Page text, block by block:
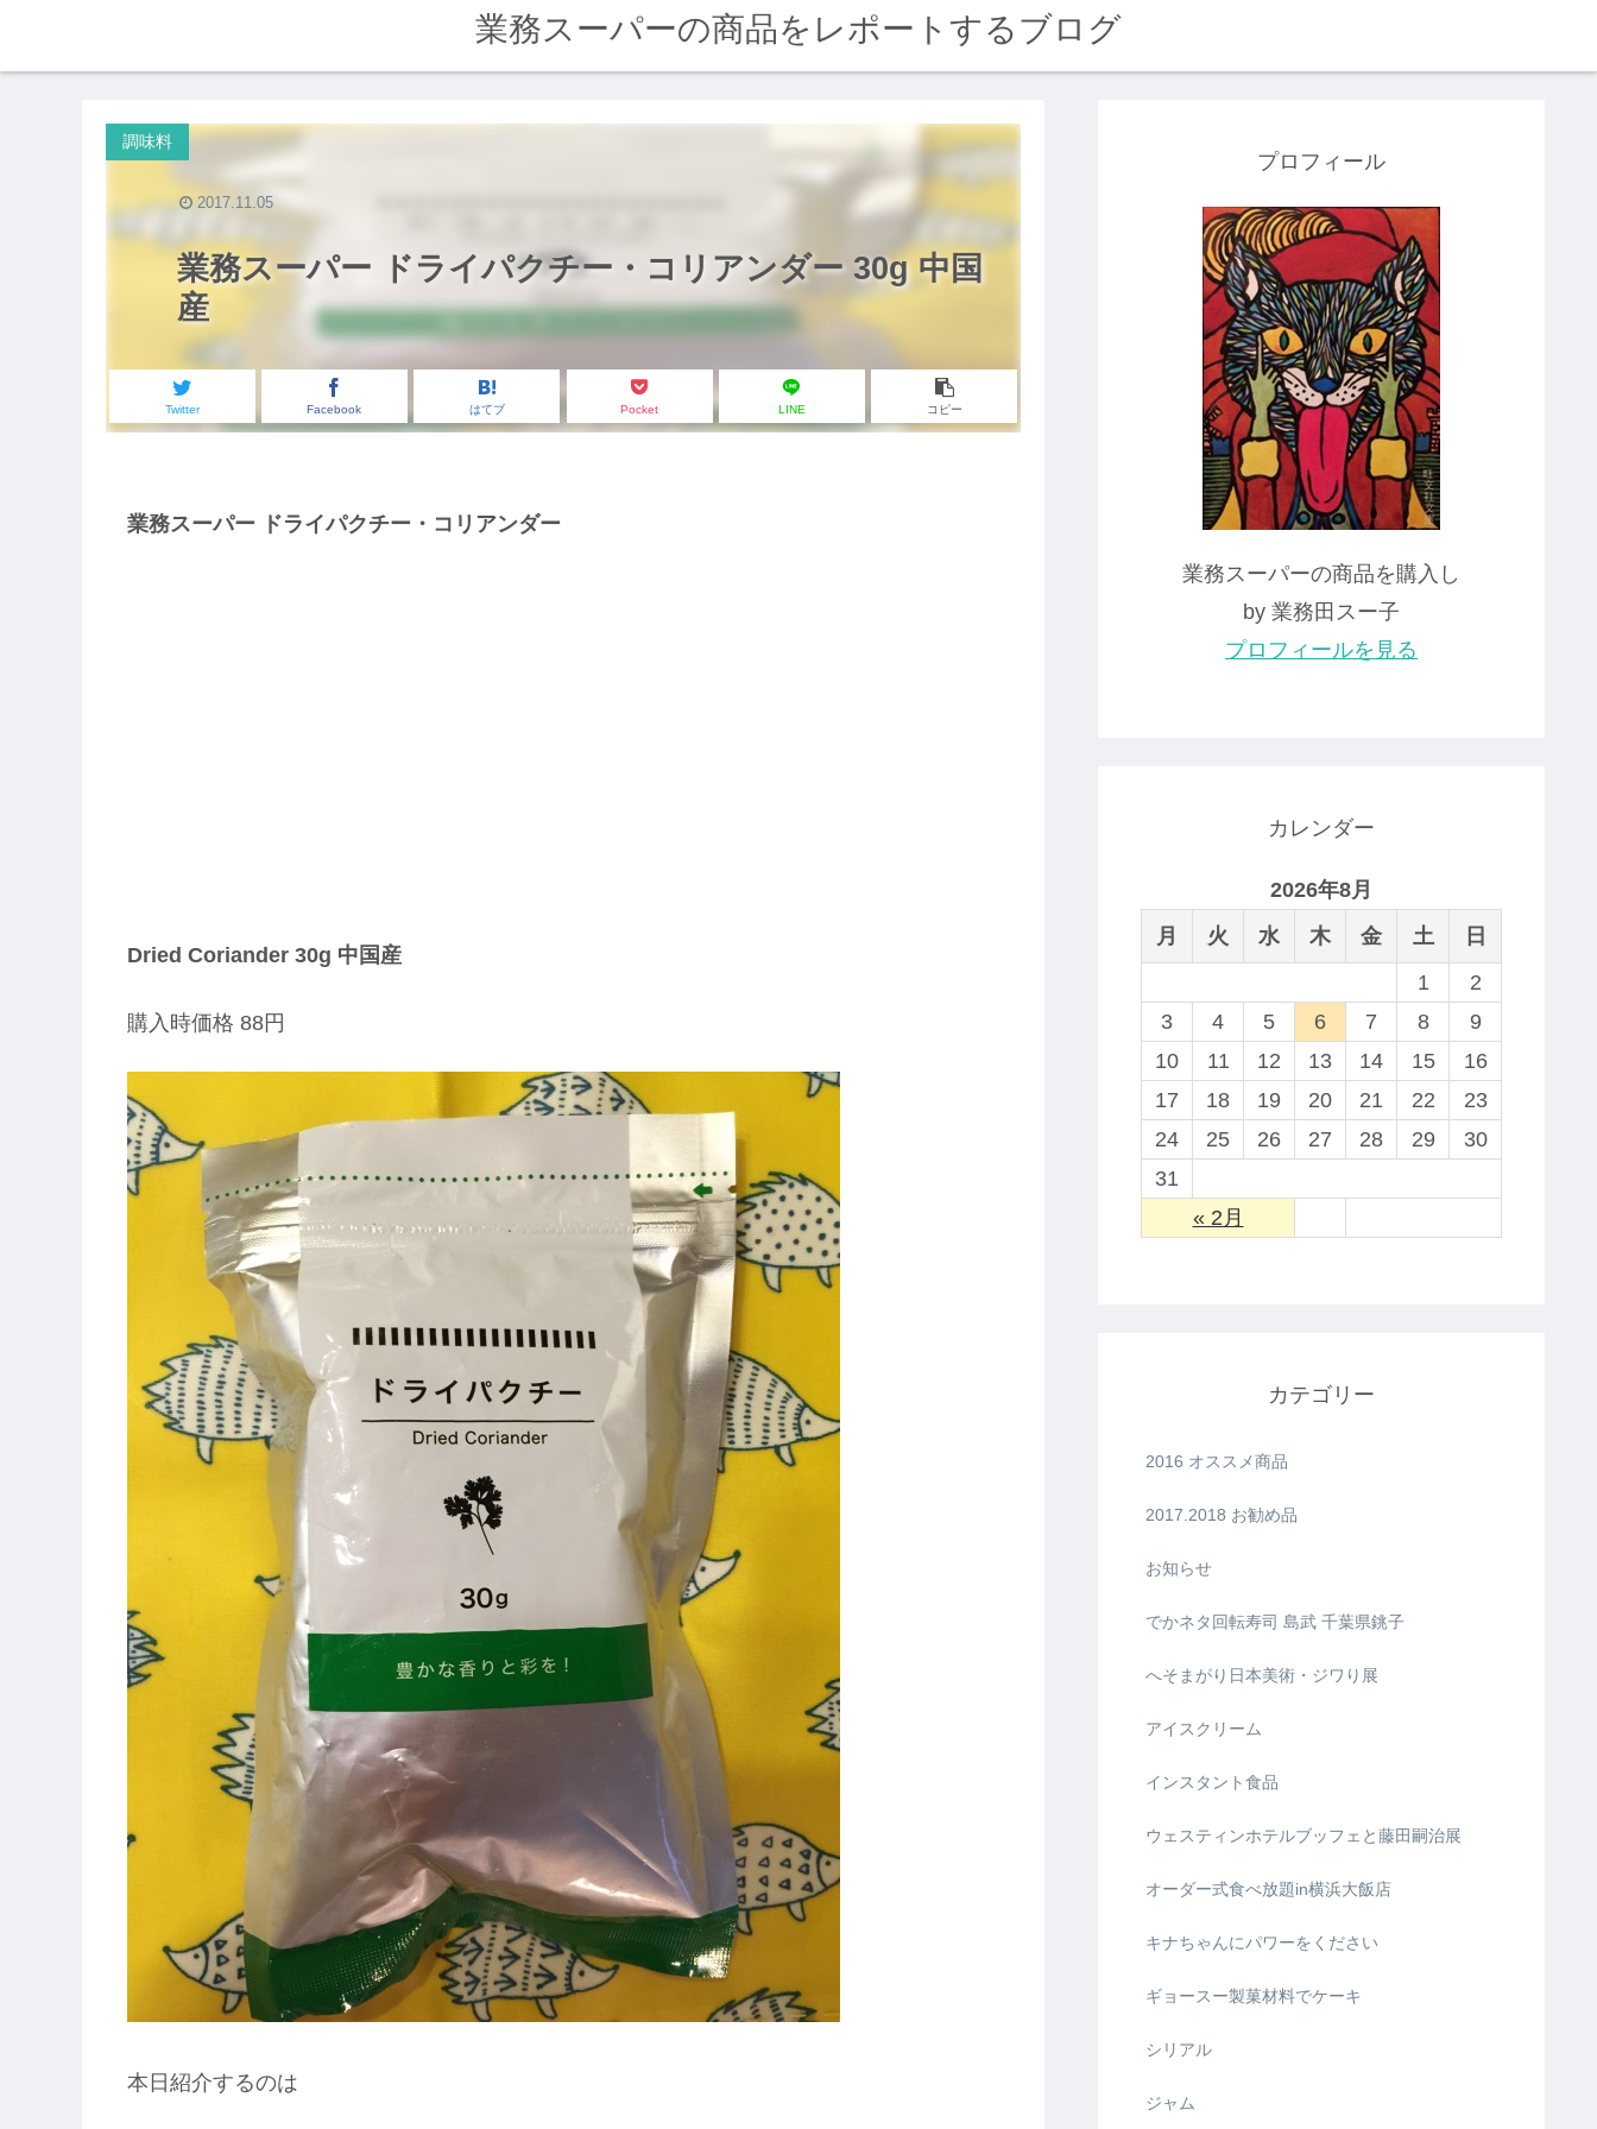
業務スーパーの商品をレポートするブログ
業務スーパー ドライパクチー・コリアンダー 30g 中国
産
調味料
Twitter Facebook はてブ Pocket LINE コピー
2017.11.05
業務スーパー ドライパクチー・コリアンダー
Dried Coriander 30g 中国産
購入時価格 88円
本日紹介するのは
プロフィール
業務スーパーの商品を購入し
by 業務田スー子
プロフィールを見る
カレンダー
2026年8月
月
火 水 木 金 土 日
« 2月
1
2
3
4 5 6 7 8
9
10
11 12 13 14 15
16
17
18 19 20 21 22
23
24
25 26 27 28 29
30
31
カテゴリー
2016 オススメ商品
2017.2018 お勧め品
お知らせ
でかネタ回転寿司 島武 千葉県銚子
へそまがり日本美術・ジワり展
アイスクリーム
インスタント食品
ウェスティンホテルブッフェと藤田嗣治展
オーダー式食べ放題in横浜大飯店
キナちゃんにパワーをください
ギョースー製菓材料でケーキ
シリアル
ジャム